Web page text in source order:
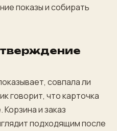
показы и собирать
совпала ли
говорит, что карточка
и заказ
подходящим после